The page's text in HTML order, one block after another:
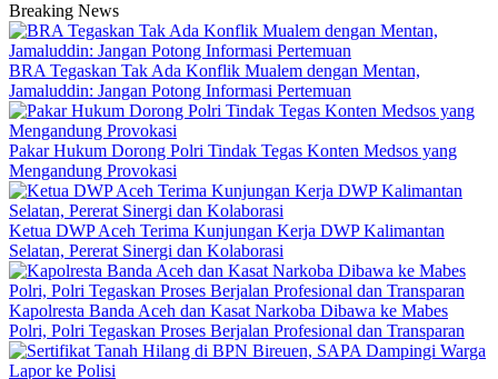
Breaking News
BRA Tegaskan Tak Ada Konflik Mualem dengan Mentan,
Jamaluddin: Jangan Potong Informasi Pertemuan
Pakar Hukum Dorong Polri Tindak Tegas Konten Medsos yang
Mengandung Provokasi
Ketua DWP Aceh Terima Kunjungan Kerja DWP Kalimantan
Selatan, Pererat Sinergi dan Kolaborasi
Kapolresta Banda Aceh dan Kasat Narkoba Dibawa ke Mabes
Polri, Polri Tegaskan Proses Berjalan Profesional dan Transparan